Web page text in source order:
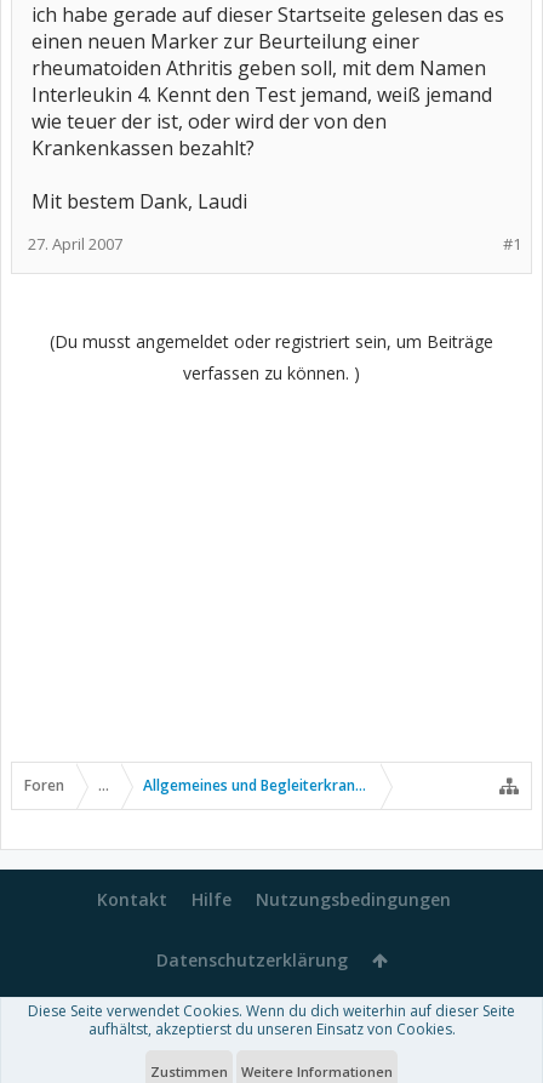
ich habe gerade auf dieser Startseite gelesen das es
einen neuen Marker zur Beurteilung einer
rheumatoiden Athritis geben soll, mit dem Namen
Interleukin 4. Kennt den Test jemand, weiß jemand
wie teuer der ist, oder wird der von den
Krankenkassen bezahlt?
Mit bestem Dank, Laudi
#1
27. April 2007
(Du musst angemeldet oder registriert sein, um Beiträge
verfassen zu können. )
Foren ... Allgemeines und Begleiterkrankungen
Kontakt Hilfe Nutzungsbedingungen
Datenschutzerklärung
Forum software by XenForo™-Deutsch von xenDach
Theme designed byThemeHouse
Diese Seite verwendet Cookies. Wenn du dich weiterhin auf dieser Seite
aufhältst, akzeptierst du unseren Einsatz von Cookies.
Zustimmen Weitere Informationen